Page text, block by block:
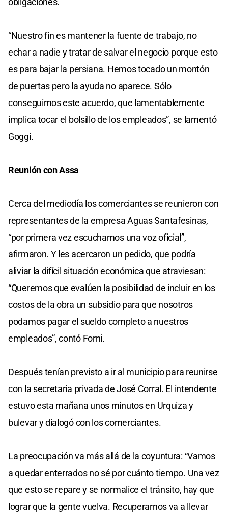
“Nuestro fin es mantener la fuente de trabajo, no
echar a nadie y tratar de salvar el negocio porque esto
es para bajar la persiana. Hemos tocado un montón
de puertas pero la ayuda no aparece. Sólo
conseguimos este acuerdo, que lamentablemente
implica tocar el bolsillo de los empleados”, se lamentó
Goggi.
Reunión con Assa
Cerca del mediodía los comerciantes se reunieron con
representantes de la empresa Aguas Santafesinas,
“por primera vez escuchamos una voz oficial”,
afirmaron. Y les acercaron un pedido, que podría
aliviar la difícil situación económica que atraviesan:
“Queremos que evalúen la posibilidad de incluir en los
costos de la obra un subsidio para que nosotros
podamos pagar el sueldo completo a nuestros
empleados”, contó Forni.
Después tenían previsto a ir al municipio para reunirse
con la secretaria privada de José Corral. El intendente
estuvo esta mañana unos minutos en Urquiza y
bulevar y dialogó con los comerciantes.
La preocupación va más allá de la coyuntura: “Vamos
a quedar enterrados no sé por cuánto tiempo. Una vez
que esto se repare y se normalice el tránsito, hay que
lograr que la gente vuelva. Recuperarnos va a llevar